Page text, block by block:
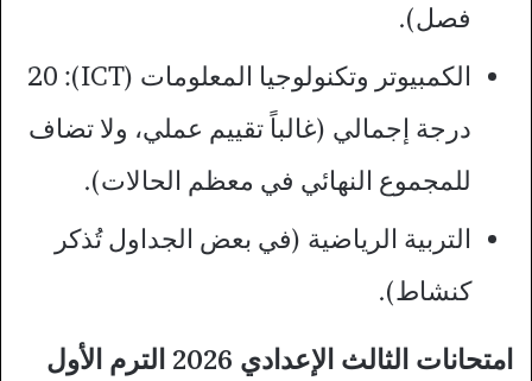
فصل).
الكمبيوتر وتكنولوجيا المعلومات (ICT): 20
درجة إجمالي (غالباً تقييم عملي، ولا تضاف
للمجموع النهائي في معظم الحالات).
التربية الرياضية (في بعض الجداول تُذكر
كنشاط).
امتحانات الثالث الإعدادي 2026 الترم الأول